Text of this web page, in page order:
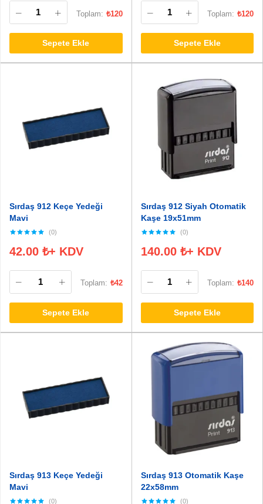
Toplam: ₺120
Sepete Ekle
Toplam: ₺120
Sepete Ekle
Sırdaş 912 Keçe Yedeği
Mavi
(0)
42.00 ₺+ KDV
Toplam: ₺42
Sepete Ekle
Sırdaş 912 Siyah Otomatik
Kaşe 19x51mm
(0)
140.00 ₺+ KDV
Toplam: ₺140
Sepete Ekle
Sırdaş 913 Keçe Yedeği
Mavi
(0)
Sırdaş 913 Otomatik Kaşe
22x58mm
(0)